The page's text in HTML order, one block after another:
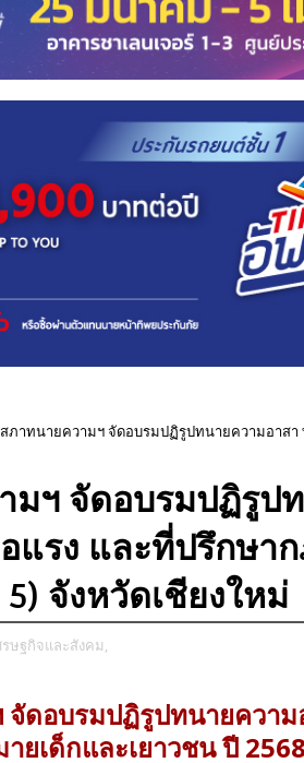
สภาทนายความฯ จัดอบรมปฏิรูปทนายความอาส
มฯ จัดอบรมปฏิรูป
แรง และที่ปรึกษา
จังหวัดเชียงใหม่
รษฐกิจและสังคม,
ดอบรมปฏิรูปทนายควา
ยเด็กและเยาวชน ปี